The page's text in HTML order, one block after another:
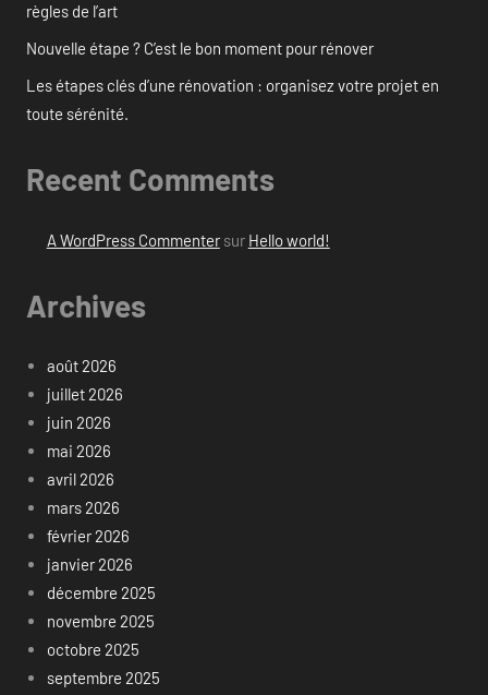
règles de l’art
Nouvelle étape ? C’est le bon moment pour rénover
Les étapes clés d’une rénovation : organisez votre projet en
toute sérénité.
Recent Comments
A WordPress Commentersur Hello world!
Archives
août 2026
juillet 2026
juin 2026
mai 2026
avril 2026
mars 2026
février 2026
janvier 2026
décembre 2025
novembre 2025
octobre 2025
septembre 2025